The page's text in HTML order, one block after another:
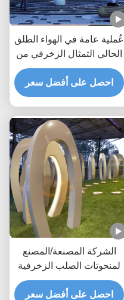
عُملية عامة في الهواء الطلق
الحالي التمثال الزخرفي من
الفولاذ تمثال معدني حوت
أبيض ضخم
احصل على أفضل سعر
الشركة المصنعة/المصنع
لمنحوتات الصلب الزخرفية
الخارجية العامة الحديثة
المخصصة
احصل على أفضل سعر